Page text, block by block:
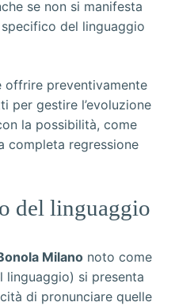
se non si manifesta
del linguaggio
offrire preventivamente
per gestire l’evoluzione
la possibilità, come
completa regressione
del linguaggio
Milano noto come
linguaggio) si presenta
di pronunciare quelle